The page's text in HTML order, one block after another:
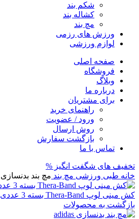
شکم بند
کشاله بند
مچ بند
ورزش های رزمی
لوازم ورزشی
صفحه اصلی
فروشگاه
وبلاگ
درباره ما
برای مشتریان
راهنمای خرید
ورود / عضویت
روش ارسال
بازگشت سفارش
تماس با ما
تخفیف های شگفت انگیز %
خانه طبی ورزشی مچ بند مچ بند بدنسازی JORDAN
کش مینی لوپ Thera-Band بسته 3 عددی
بازگشت به محصولات